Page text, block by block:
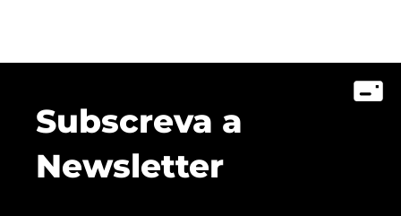
Subscreva a
Newsletter